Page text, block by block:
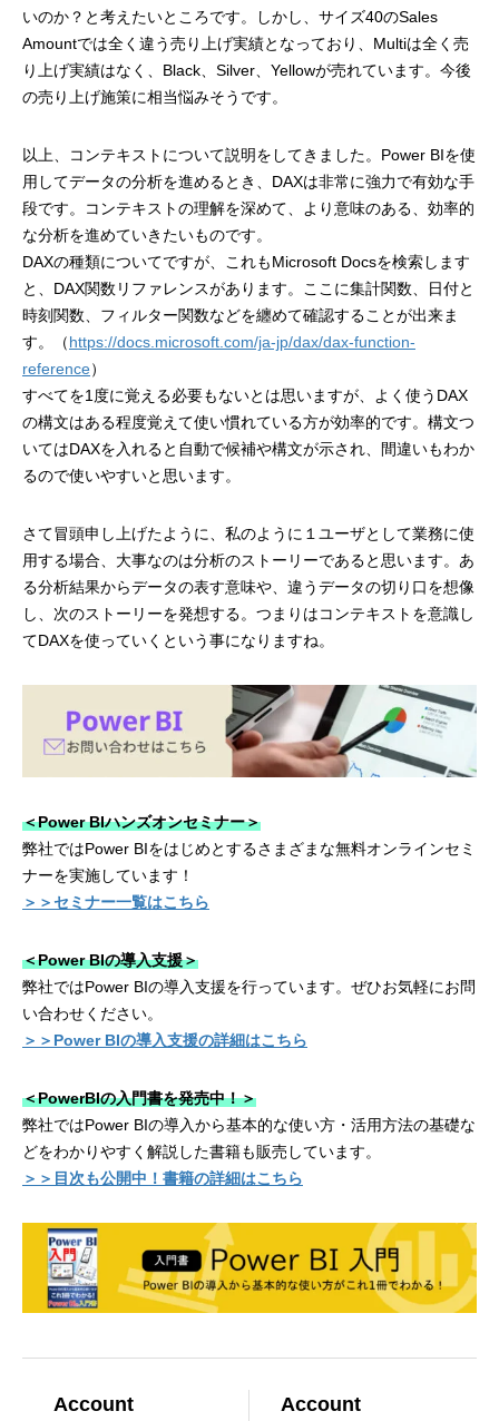
いのか？と考えたいところです。しかし、サイズ40のSales
Amountでは全く違う売り上げ実績となっており、Multiは全く売
り上げ実績はなく、Black、Silver、Yellowが売れています。今後
の売り上げ施策に相当悩みそうです。
以上、コンテキストについて説明をしてきました。Power BIを使
用してデータの分析を進めるとき、DAXは非常に強力で有効な手
段です。コンテキストの理解を深めて、より意味のある、効率的
な分析を進めていきたいものです。
DAXの種類についてですが、これもMicrosoft Docsを検索します
と、DAX関数リファレンスがあります。ここに集計関数、日付と
時刻関数、フィルター関数などを纏めて確認することが出来ま
す。（https://docs.microsoft.com/ja-jp/dax/dax-function-
reference）
すべてを1度に覚える必要もないとは思いますが、よく使うDAX
の構文はある程度覚えて使い慣れている方が効率的です。構文つ
いてはDAXを入れると自動で候補や構文が示され、間違いもわか
るので使いやすいと思います。
さて冒頭申し上げたように、私のように１ユーザとして業務に使
用する場合、大事なのは分析のストーリーであると思います。あ
る分析結果からデータの表す意味や、違うデータの切り口を想像
し、次のストーリーを発想する。つまりはコンテキストを意識し
てDAXを使っていくという事になりますね。
＜Power BIハンズオンセミナー＞
弊社ではPower BIをはじめとするさまざまな無料オンラインセミ
ナーを実施しています！
＞＞セミナー一覧はこちら
＜Power BIの導入支援＞
弊社ではPower BIの導入支援を行っています。ぜひお気軽にお問
い合わせください。
＞＞Power BIの導入支援の詳細はこちら
＜PowerBIの入門書を発売中！＞
弊社ではPower BIの導入から基本的な使い方・活用方法の基礎な
どをわかりやすく解説した書籍も販売しています。
＞＞目次も公開中！書籍の詳細はこちら
Account
Account